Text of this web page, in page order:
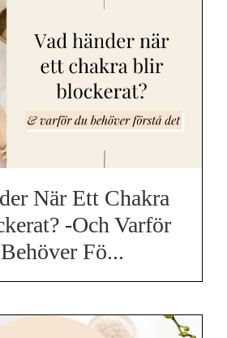
När Ett Chakra
-och Varför
Fö...